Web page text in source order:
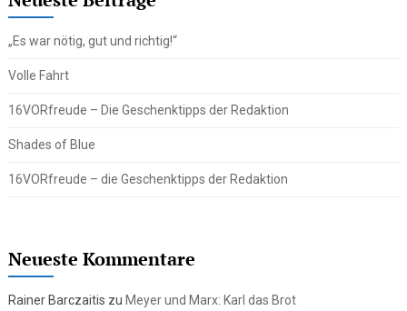
„Es war nötig, gut und richtig!“
Volle Fahrt
16VORfreude – Die Geschenktipps der Redaktion
Shades of Blue
16VORfreude – die Geschenktipps der Redaktion
Neueste Kommentare
Rainer Barczaitis zu Meyer und Marx: Karl das Brot